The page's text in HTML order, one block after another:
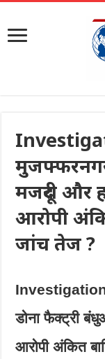
मजदूरी और
आरोपी
जांच तेज ?
डोना फैक्ट्री
आरोपी अंकित